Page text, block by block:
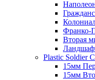
Франко-
Вторая
Plastic Soldier
15мм
15мм